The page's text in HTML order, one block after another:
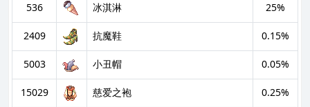
536 冰淇淋 25%
2409 抗魔鞋 0.15%
5003 小丑帽 0.05%
15029 慈爱之袍 0.25%